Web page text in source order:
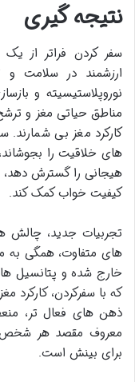
نتیجه گیری
سفر کردن فراتر از
ارزشمند در سلامت
نوروپلاستیسیته و
مناطق حیاتی مغز و
کارکرد مغز بی
های خلاقیت را
هیجانی را گسترش
کیفیت خواب کمک کند.
تجربیات جدید، چالش
های متفاوت، همگی به
خارج شده و پتانسیل
که با سفرکردن، کارکرد
ذهن های فعال تر،
معروف مقصد هر شخص
برای بینش است.